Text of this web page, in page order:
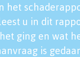
het
u in dit
ging en wat
is